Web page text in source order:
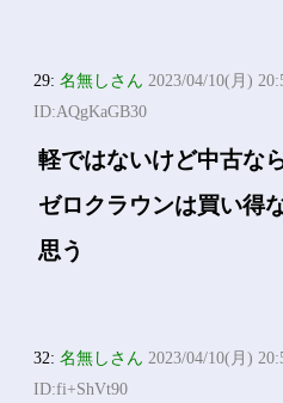
29:名無しさん 2023/04/10(月)
ID:AQgKaGB30
軽ではないけど中古な
ゼロクラウンは買い得
思う
32:名無しさん 2023/04/10(月)
ID:fi+ShVt90